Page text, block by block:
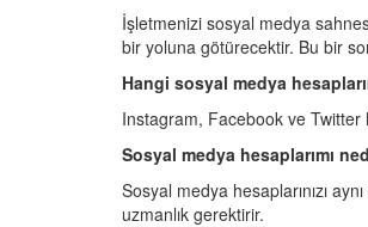
İşletmenizi sosyal medya
bir yoluna götürecektir. Bu bir
Hangi sosyal medya
Instagram, Facebook ve Twitter
Sosyal medya hesaplarımı
Sosyal medya hesaplarınızı
uzmanlık gerektirir.